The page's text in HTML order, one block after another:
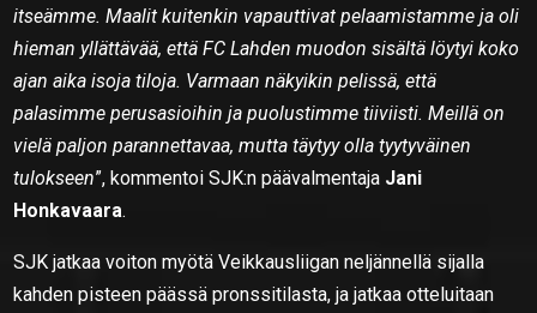
itseämme. Maalit kuitenkin vapauttivat pelaamistamme ja oli
hieman yllättävää, että FC Lahden muodon sisältä löytyi koko
ajan aika isoja tiloja. Varmaan näkyikin pelissä, että
palasimme perusasioihin ja puolustimme tiiviisti. Meillä on
vielä paljon parannettavaa, mutta täytyy olla tyytyväinen
tulokseen”, kommentoi SJK:n päävalmentaja Jani
Honkavaara.
SJK jatkaa voiton myötä Veikkausliigan neljännellä sijalla
kahden pisteen päässä pronssitilasta, ja jatkaa otteluitaan